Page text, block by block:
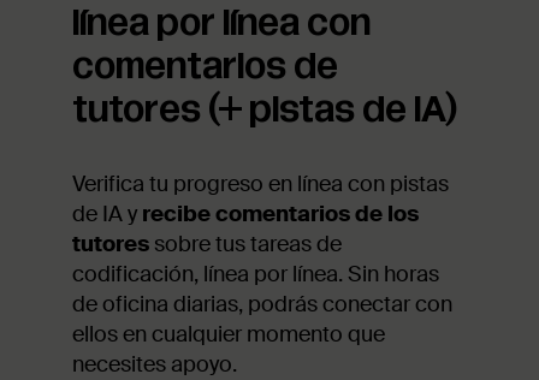
línea por línea con
comentarios de
tutores (+ pistas de IA)
Verifica tu progreso en línea con pistas
de IA y recibe comentarios de los
tutores sobre tus tareas de
codificación, línea por línea. Sin horas
de oficina diarias, podrás conectar con
ellos en cualquier momento que
necesites apoyo.